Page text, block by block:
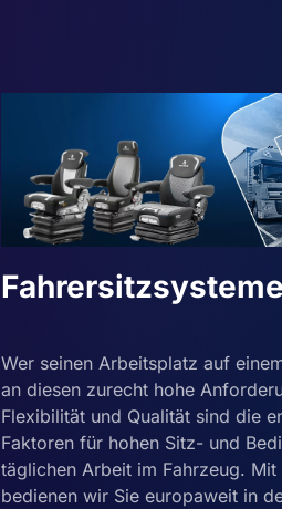
Fahrersitzsysteme
Wer seinen Arbeitsplatz auf
an diesen zurecht hohe
Flexibilität und Qualität sind die
Faktoren für hohen Sitz- und
täglichen Arbeit im Fahrzeug. Mit
bedienen wir Sie europaweit in